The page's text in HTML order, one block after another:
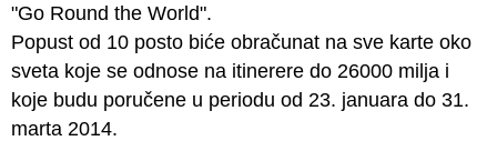
"Go Round the World".
Popust od 10 posto biće obračunat na sve karte oko
sveta koje se odnose na itinerere do 26000 milja i
koje budu poručene u periodu od 23. januara do 31.
marta 2014.